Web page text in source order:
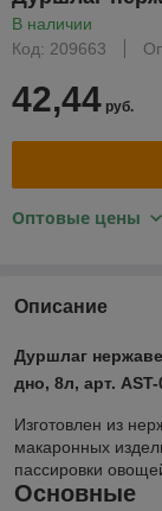
В наличии
Код: 209663
42,44 руб.
Оптовые цены
Описание
Дуршлаг
дно, 8л, арт.
Изготовлен из
макаронных
пассировки
Основные